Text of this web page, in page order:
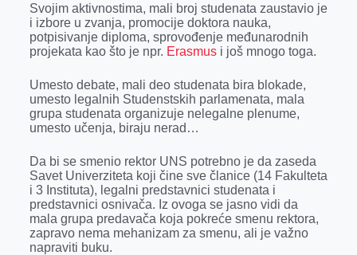
Svojim aktivnostima, mali broj studenata zaustavio je
i izbore u zvanja, promocije doktora nauka,
potpisivanje diploma, sprovođenje međunarodnih
projekata kao što je npr. Erasmusi još mnogo toga.
Umesto debate, mali deo studenata bira blokade,
umesto legalnih Studenstskih parlamenata, mala
grupa studenata organizuje nelegalne plenume,
umesto učenja, biraju nerad…
Da bi se smenio rektor UNS potrebno je da zaseda
Savet Univerziteta koji čine sve članice (14 Fakulteta
i 3 Instituta), legalni predstavnici studenata i
predstavnici osnivača. Iz ovoga se jasno vidi da
mala grupa predavača koja pokreće smenu rektora,
zapravo nema mehanizam za smenu, ali je važno
napraviti buku.